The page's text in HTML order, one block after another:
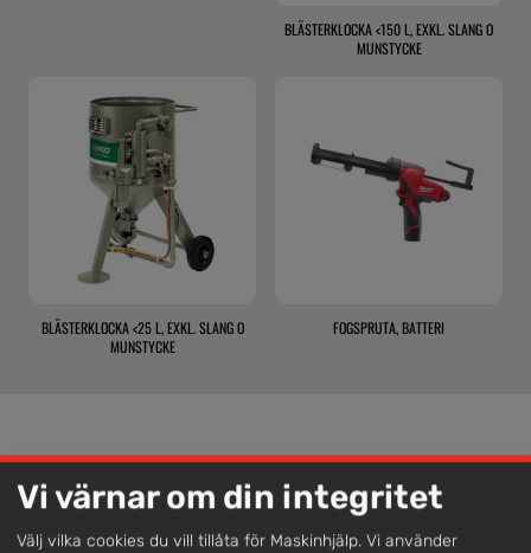
BLÄSTERKLOCKA <150 L, EXKL. SLANG O
MUNSTYCKE
BLÄSTERKLOCKA <25 L, EXKL. SLANG O
MUNSTYCKE
FOGSPRUTA, BATTERI
Lokal kompetens
Genom att samla våra medarbetare lokalt erbjuder vi
helhetslösningar.
Vi värnar om din integritet
Välj vilka cookies du vill tillåta för Maskinhjälp. Vi använder